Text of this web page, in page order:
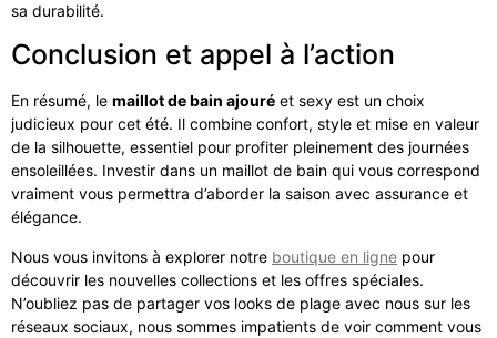
sa durabilité.
Conclusion et appel à l’action
En résumé, le maillot de bain ajouré et sexy est un choix
judicieux pour cet été. Il combine confort, style et mise en valeur
de la silhouette, essentiel pour profiter pleinement des journées
ensoleillées. Investir dans un maillot de bain qui vous correspond
vraiment vous permettra d’aborder la saison avec assurance et
élégance.
Nous vous invitons à explorer notre boutique en ligne pour
découvrir les nouvelles collections et les offres spéciales.
N’oubliez pas de partager vos looks de plage avec nous sur les
réseaux sociaux, nous sommes impatients de voir comment vous